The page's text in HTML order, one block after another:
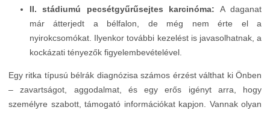
II. stádiumú pecsétgyűrűsejtes karcinóma: A daganat
már átterjedt a bélfalon, de még nem érte el a
nyirokcsomókat. Ilyenkor további kezelést is javasolhatnak, a
kockázati tényezők figyelembevételével.
Egy ritka típusú bélrák diagnózisa számos érzést válthat ki Önben
– zavartságot, aggodalmat, és egy erős igényt arra, hogy
személyre szabott, támogató információkat kapjon. Vannak olyan